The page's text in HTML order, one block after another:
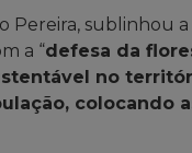
Pereira, sublinhou
a “defesa da
no
colocando